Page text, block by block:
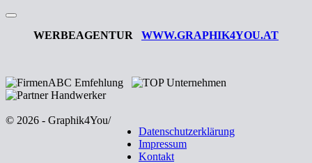
WERBEAGENTUR WWW.GRAPHIK4YOU.AT
© 2026 - Graphik4You/
Datenschutzerklärung
Impressum
Kontakt